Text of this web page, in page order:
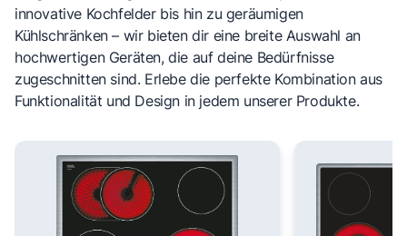
innovative Kochfelder bis hin zu geräumigen
Kühlschränken – wir bieten dir eine breite Auswahl an
hochwertigen Geräten, die auf deine Bedürfnisse
zugeschnitten sind. Erlebe die perfekte Kombination aus
Funktionalität und Design in jedem unserer Produkte.